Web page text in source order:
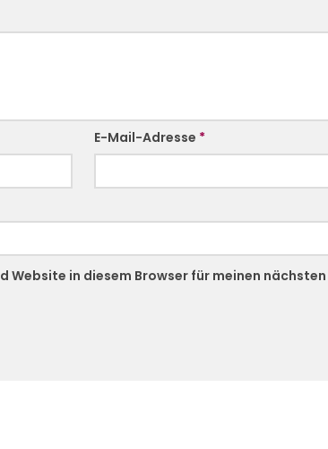
E-Mail-Adresse *
Website in diesem Browser für meinen nächsten